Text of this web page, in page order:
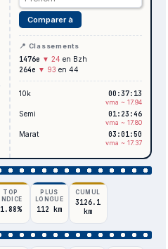
Comparer à
📍 Classements
1476e ▼ 24 en Bzh
264e ▼ 93 en 44
10k 00:37:13
vma ~ 17.94
Semi 01:23:46
vma ~ 17.80
Marat 03:01:50
vma ~ 17.37
TOP
INDICE
1.88%
PLUS
LONGUE
112 km
CUMUL
3126.1
km